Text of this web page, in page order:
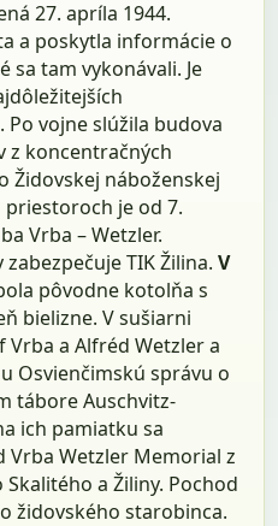
27. apríla 1944.
a poskytla informácie o
sa tam vykonávali. Je
vojne slúžila budova
z koncentračných
Židovskej náboženskej
priestoroch je od 7.
Vrba – Wetzler.
TIK Žilina.V
pôvodne kotolňa s
bielizne. V sušiarni
Vrba a Alfréd Wetzler a
Osvienčimskú správu o
tábore Auschvitz-
ich pamiatku sa
Vrba Wetzler Memorial z
a Žiliny. Pochod
židovského starobinca.